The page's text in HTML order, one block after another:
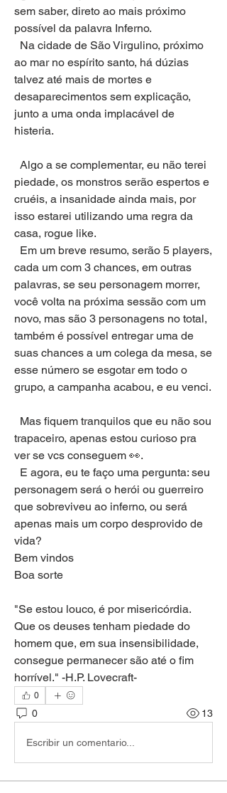
sem saber, direto ao mais próximo
possível da palavra Inferno.
ao mar no espírito santo, há dúzias
talvez até mais de mortes e
desaparecimentos sem explicação,
junto a uma onda implacável de
histeria.
piedade, os monstros serão espertos e
cruéis, a insanidade ainda mais, por
isso estarei utilizando uma regra da
casa, rogue like.
cada um com 3 chances, em outras
palavras, se seu personagem morrer,
você volta na próxima sessão com um
novo, mas são 3 personagens no total,
também é possível entregar uma de
suas chances a um colega da mesa, se
esse número se esgotar em todo o
grupo, a campanha acabou, e eu venci.
trapaceiro, apenas estou curioso pra
ver se vcs conseguem 👀.
personagem será o herói ou guerreiro
que sobreviveu ao inferno, ou será
apenas mais um corpo desprovido de
vida?
Bem vindos
Boa sorte
"Se estou louco, é por misericórdia.
Que os deuses tenham piedade do
homem que, em sua insensibilidade,
consegue permanecer são até o fim
horrível." -H.P. Lovecraft-
0
0 13
Escribir un comentario...